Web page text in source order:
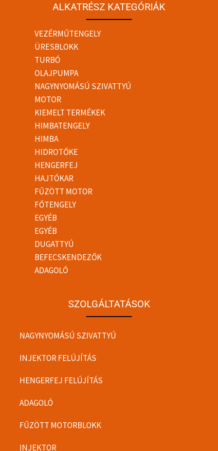
ALKATRÉSZ KATEGÓRIÁK
VEZÉRMŰTENGELY
ÜRESBLOKK
TURBÓ
OLAJPUMPA
NAGYNYOMÁSÚ SZIVATTYÚ
MOTOR
KIEMELT TERMÉKEK
HIMBATENGELY
HIMBA
HIDROTŐKE
HENGERFEJ
HAJTÓKAR
FŰZÖTT MOTOR
FŐTENGELY
EGYÉB
EGYÉB
DUGATTYÚ
BEFECSKENDEZŐK
ADAGOLÓ
SZOLGÁLTATÁSOK
NAGYNYOMÁSÚ SZIVATTYÚ
INJEKTOR FELÚJÍTÁS
HENGERFEJ FELÚJÍTÁS
ADAGOLÓ
FŰZÖTT MOTORBLOKK
INJEKTOR